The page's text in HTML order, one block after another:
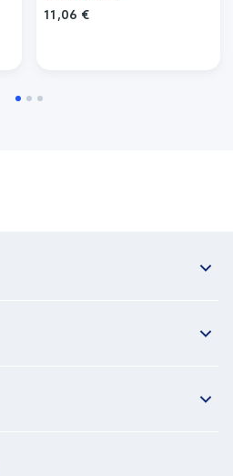
11,06 €